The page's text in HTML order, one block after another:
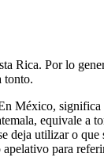
Rica. Por lo
tonto.
México,
equivale a
utilizar o
para